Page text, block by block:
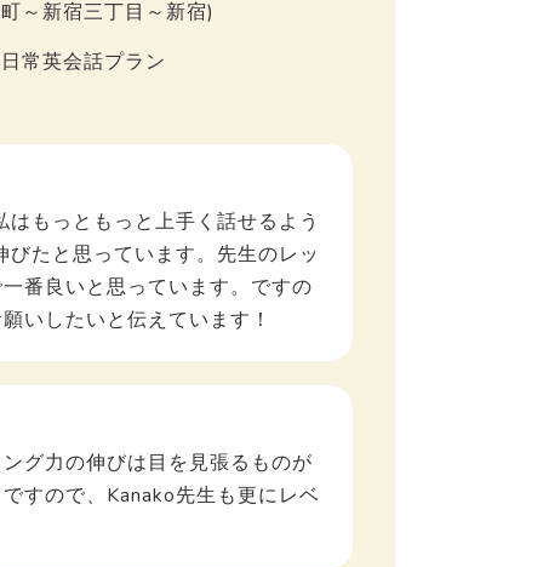
～新宿三丁目～新宿)
常英会話プラン
もっともっと上手く話せるよう
たと思っています。先生のレッ
番良いと思っています。ですの
いしたいと伝えています！
グ力の伸びは目を見張るものが
すので、Kanako先生も更にレベ